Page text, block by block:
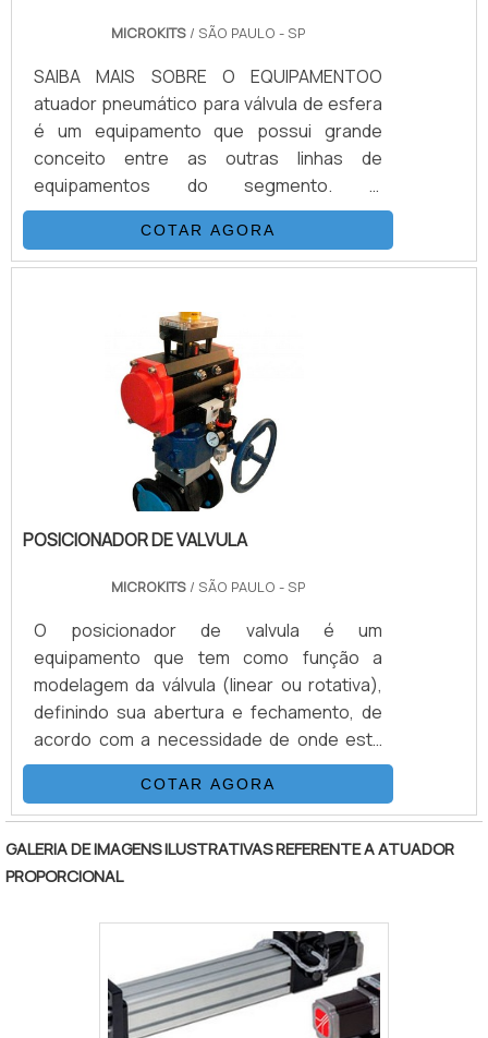
MICROKITS/ SÃO PAULO - SP
SAIBA MAIS SOBRE O EQUIPAMENTOO
atuador pneumático para válvula de esfera
é um equipamento que possui grande
conceito entre as outras linhas de
equipamentos do segmento. O
equipamento é encontrado com tamanhos
adequados, desde os menores diâmetros
existentes no mercado. Também pode ser
possibilidades de acessórios e
instrumentos de controle, além de
inúmeras possibilidades de uso. O atuador
é a solução para controle de fluidos.Uma
boa empresa fornecedora de atuado.
COTAR AGORA
POSICIONADOR DE VALVULA
MICROKITS/ SÃO PAULO - SP
O posicionador de valvula é um
equipamento que tem como função a
modelagem da válvula (linear ou rotativa),
definindo sua abertura e fechamento, de
acordo com a necessidade de onde está
sendo aplicado. O funcionamento
acontece devido uma série de ações
elétricas em forma de corrente que quando
posicionados para a válvula de controle,
posicionam a mesma na posição correta,
equipamento é bastante utilizado para
realizar o controle de vazão de fluídos.
COTAR AGORA
GALERIA DE IMAGENS ILUSTRATIVAS REFERENTE A ATUADOR
PROPORCIONAL